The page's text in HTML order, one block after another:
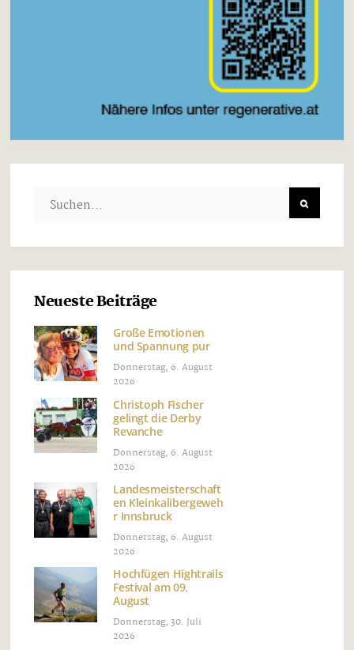
Neueste Beiträge
Große Emotionen
und Spannung pur
Donnerstag, 6. August
2026
Christoph Fischer
gelingt die Derby
Revanche
Donnerstag, 6. August
2026
Landesmeisterschaft
en Kleinkalibergeweh
r Innsbruck
Donnerstag, 6. August
2026
Hochfügen Hightrails
Festival am 09.
August
Donnerstag, 30. Juli
2026